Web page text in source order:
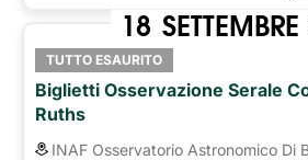
18 SETTEMBRE
TUTTO ESAURITO
Biglietti Osservazione Serale
Ruths
INAF Osservatorio Astronomico Di